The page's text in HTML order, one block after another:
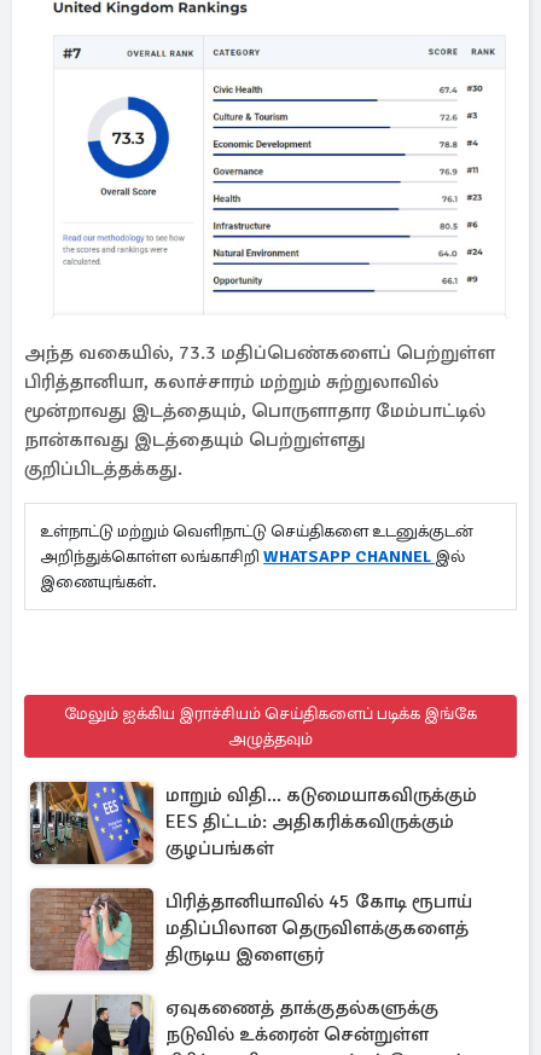
அந்த வகையில், 73.3 மதிப்பெண்களைப் பெற்றுள்ள
பிரித்தானியா, கலாச்சாரம் மற்றும் சுற்றுலாவில்
மூன்றாவது இடத்தையும், பொருளாதார மேம்பாட்டில்
நான்காவது இடத்தையும் பெற்றுள்ளது
குறிப்பிடத்தக்கது.
உள்நாட்டு மற்றும் வெளிநாட்டு செய்திகளை உடனுக்குடன்
அறிந்துக்கொள்ள லங்காசிறி WHATSAPP CHANNEL இல்
இணையுங்கள்.
மேலும் ஐக்கிய இராச்சியம் செய்திகளைப் படிக்க இங்கே
அழுத்தவும்
மாறும் விதி... கடுமையாகவிருக்கும்
EES திட்டம்: அதிகரிக்கவிருக்கும்
குழப்பங்கள்
பிரித்தானியாவில் 45 கோடி ரூபாய்
மதிப்பிலான தெருவிளக்குகளைத்
திருடிய இளைஞர்
ஏவுகணைத் தாக்குதல்களுக்கு
நடுவில் உக்ரைன் சென்றுள்ள